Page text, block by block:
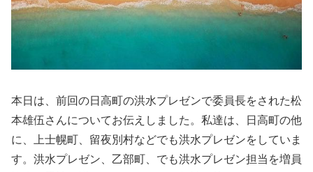
本日は、前回の日高町の洪水プレゼンで委員長をされた松
本雄伍さんについてお伝えしました。私達は、日高町の他
に、上士幌町、留夜別村などでも洪水プレゼンをしていま
す。洪水プレゼン、乙部町、でも洪水プレゼン担当を増員